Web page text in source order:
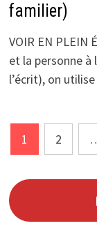
familier)
VOIR EN PLEIN
et la personne à
l’écrit), on
Pagination
des
1 2